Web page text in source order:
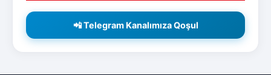
📲 Telegram Kanalımıza Qoşul